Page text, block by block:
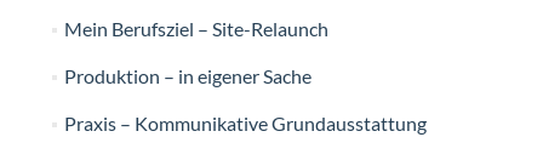
Mein Berufsziel – Site-Relaunch
Produktion – in eigener Sache
Praxis – Kommunikative Grundausstattung